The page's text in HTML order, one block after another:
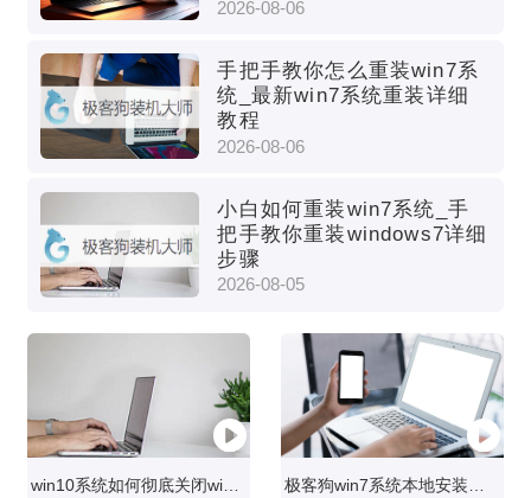
2026-08-06
手把手教你怎么重装win7系
统_最新win7系统重装详细
教程
2026-08-06
小白如何重装win7系统_手
把手教你重装windows7详细
步骤
2026-08-05